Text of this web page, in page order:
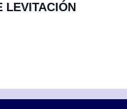
LEVITACIÓN